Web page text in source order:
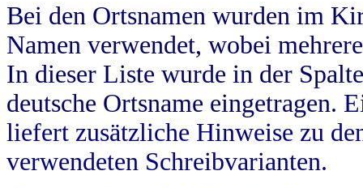
Bei den Ortsnamen wurden im
Namen verwendet, wobei
In dieser Liste wurde in der
deutsche Ortsname eingetragen.
liefert zusätzliche Hinweise zu
verwendeten Schreibvarianten.